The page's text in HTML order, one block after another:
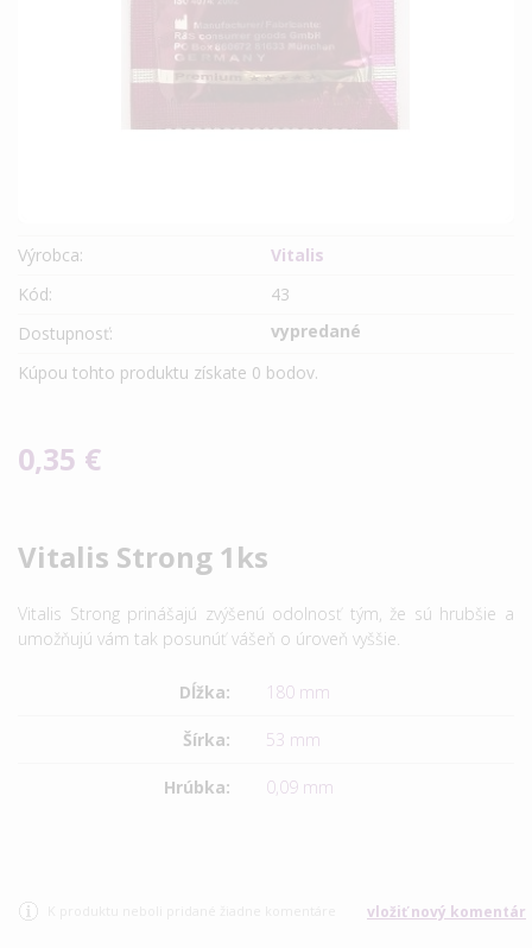
Výrobca:
Vitalis
Kód:
43
Dostupnosť:
vypredané
Kúpou tohto produktu získate 0 bodov.
0,35 €
Vitalis Strong 1ks
Vitalis Strong prinášajú zvýšenú odolnosť tým, že sú hrubšie a
umožňujú vám tak posunúť vášeň o úroveň vyššie.
Dĺžka: 180 mm
Šírka: 53 mm
Hrúbka: 0,09 mm
vložiť nový komentár